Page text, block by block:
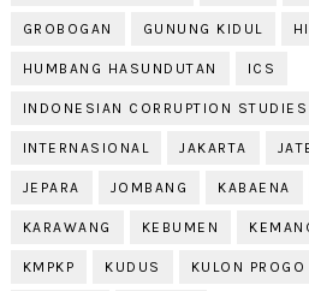
GROBOGAN GUNUNG KIDUL
HUMBANG HASUNDUTAN ICS
INDONESIAN CORRUPTION STUDIES
INTERNASIONAL JAKARTA
JEPARA JOMBANG KABAENA
KARAWANG KEBUMEN
KMPKP KUDUS KULON PROGO